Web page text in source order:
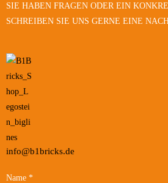
SIE HABEN FRAGEN ODER EIN
SCHREIBEN SIE UNS GERNE EINE
info@b1bricks.de
Name *